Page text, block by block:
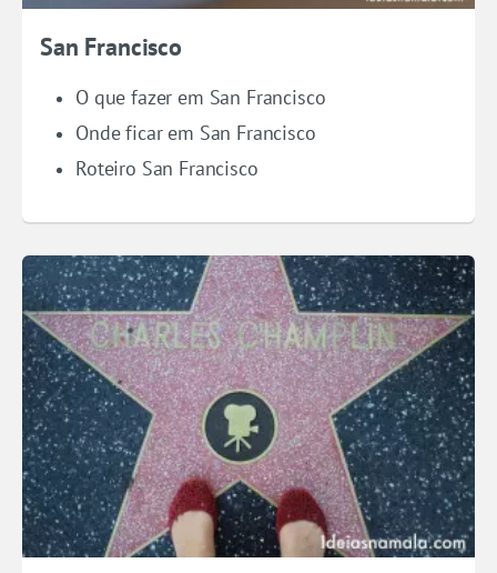
San Francisco
O que fazer em San Francisco
Onde ficar em San Francisco
Roteiro San Francisco